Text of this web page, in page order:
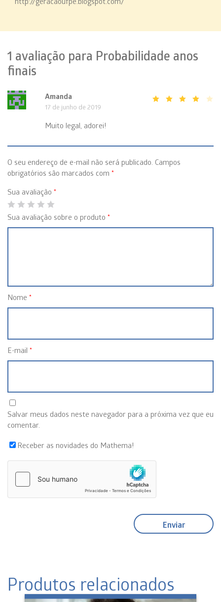
1 avaliação para Probabilidade anos
finais
Amanda
17 de junho de 2019
Muito legal, adorei!
O seu endereço de e-mail não será publicado. Campos
obrigatórios são marcados com *
Sua avaliação *
Sua avaliação sobre o produto *
Nome *
E-mail *
Salvar meus dados neste navegador para a próxima vez que eu
comentar.
Receber as novidades do Mathema!
Produtos relacionados